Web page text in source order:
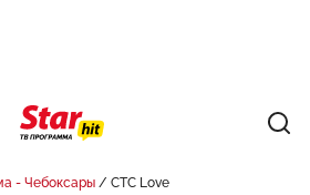
- Чебоксары СТС Love